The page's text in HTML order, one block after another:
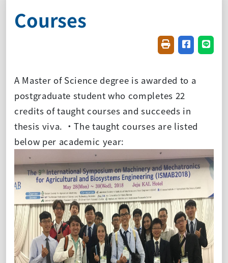
Courses
FriendlyShare on
A Master of Science degree is awarded to a
postgraduate student who completes 22
credits of taught courses and succeeds in
thesis viva. ‧The taught courses are listed
below per academic year: